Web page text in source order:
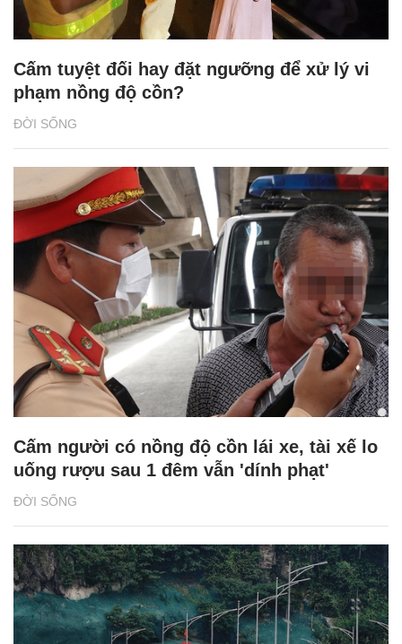
ĐỜI SỐNG
Cấm tuyệt đối hay đặt ngưỡng để xử lý vi
phạm nồng độ cồn?
ĐỜI SỐNG
Cấm người có nồng độ cồn lái xe, tài xế lo
uống rượu sau 1 đêm vẫn 'dính phạt'